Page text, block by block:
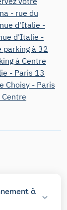
- rue du
d'Italie -
d'Italie -
parking à 32
à Centre
- Paris 13
Choisy - Paris
à